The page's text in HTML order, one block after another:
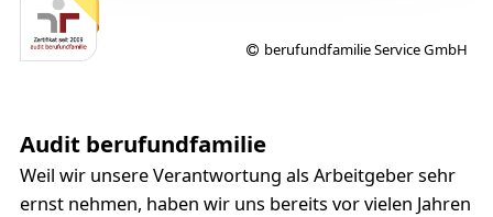
Audit berufundfamilie
berufundfamilie Service GmbH
Weil wir unsere Verantwortung als Arbeitgeber sehr
ernst nehmen, haben wir uns bereits vor vielen Jahren